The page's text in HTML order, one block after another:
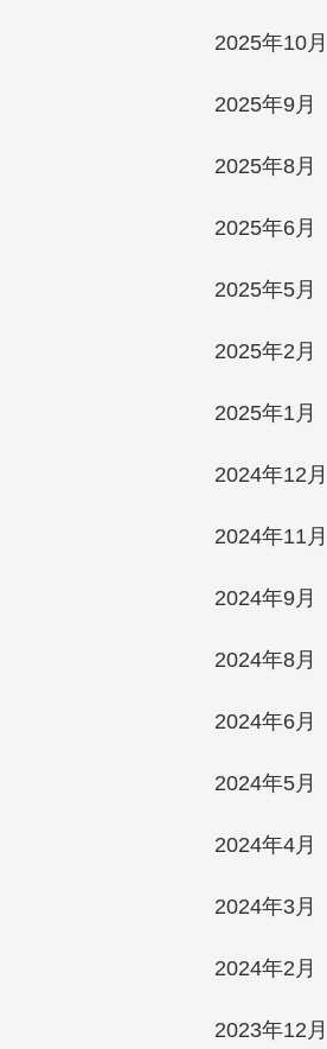
2025年10月
2025年9月
2025年8月
2025年6月
2025年5月
2025年2月
2025年1月
2024年12月
2024年11月
2024年9月
2024年8月
2024年6月
2024年5月
2024年4月
2024年3月
2024年2月
2023年12月